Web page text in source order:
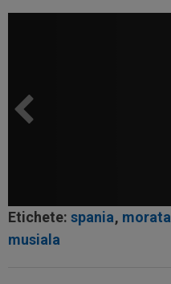
Etichete: spania, morata
musiala